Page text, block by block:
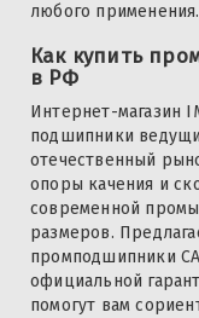
любого применения.
Как купить
в РФ
Интернет-магазин
подшипники
отечественный
опоры качения и
современной
размеров.
промподшипники
официальной
помогут вам